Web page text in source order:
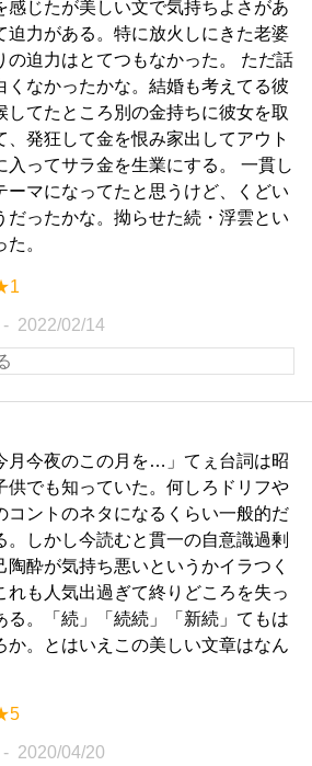
感じたが美しい文で気持ちよさがあ
迫力がある。特に放火しにきた老婆
の迫力はとてつもなかった。 ただ話
くなかったかな。結婚も考えてる彼
してたところ別の金持ちに彼女を取
、発狂して金を恨み家出してアウト
入ってサラ金を生業にする。 一貫し
ーマになってたと思うけど、くどい
だったかな。拗らせた続・浮雲とい
。
2022/02/14
月今夜のこの月を…」てぇ台詞は昭
供でも知っていた。何しろドリフや
コントのネタになるくらい一般的だ
。しかし今読むと貫一の自意識過剰
陶酔が気持ち悪いというかイラつく
れも人気出過ぎて終りどころを失っ
る。「続」「続続」「新続」てもは
か。とはいえこの美しい文章はなん
2020/04/20